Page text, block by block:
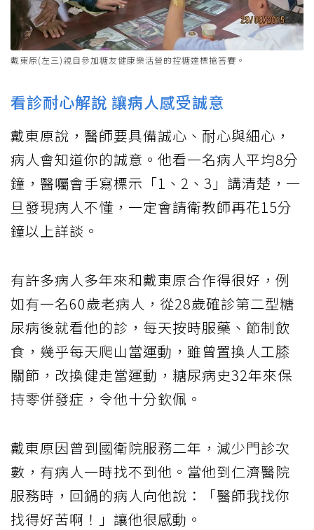
戴東原(左三)親自參加糖友健康樂活營的控糖達標搶答賽。
看診耐心解說 讓病人感受誠意
戴東原說，醫師要具備誠心、耐心與細心，
病人會知道你的誠意。他看一名病人平均8分
鐘，醫囑會手寫標示「1、2、3」講清楚，一
旦發現病人不懂，一定會請衛教師再花15分
鐘以上詳談。
有許多病人多年來和戴東原合作得很好，例
如有一名60歲老病人，從28歲確診第二型糖
尿病後就看他的診，每天按時服藥、節制飲
食，幾乎每天爬山當運動，雖曾置換人工膝
關節，改換健走當運動，糖尿病史32年來保
持零併發症，令他十分欽佩。
戴東原因曾到國衛院服務二年，減少門診次
數，有病人一時找不到他。當他到仁濟醫院
服務時，回鍋的病人向他說：「醫師我找你
找得好苦啊！」讓他很感動。